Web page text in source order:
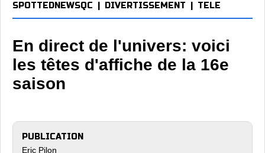
SPOTTEDNEWSQC DIVERTISSEMENT TELE
En direct de l'univers: voici
les têtes d'affiche de la 16e
saison
PUBLICATION
Eric Pilon